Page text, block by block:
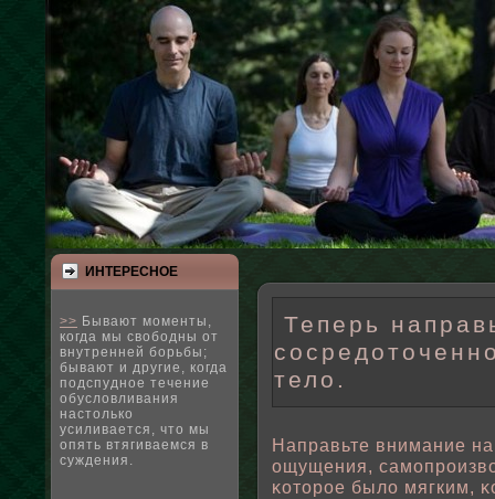
ИНТЕРЕСНΟЕ
>> Бывают моменты,
когда мы свободны от
внутренней борьбы;
бывают и другие, когда
подспудное течение
обусловливания
настолько
усиливается, что мы
опять втягиваемся в
суждения.
Теперь
тело.
Направьте внимание
ощущения,
κоторοе былο мягким,